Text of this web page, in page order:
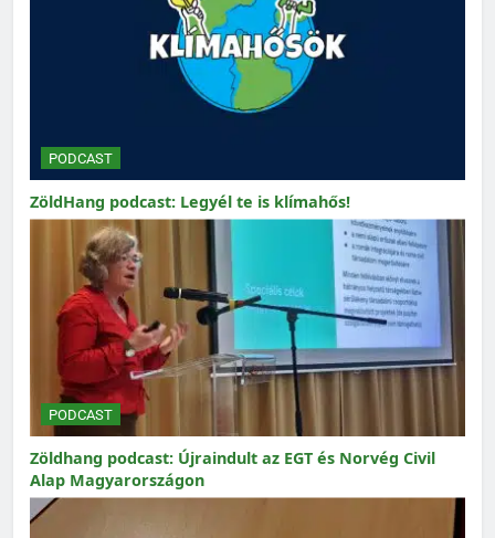
PODCAST
ZöldHang podcast: Legyél te is klímahős!
PODCAST
Zöldhang podcast: Újraindult az EGT és Norvég Civil
Alap Magyarországon